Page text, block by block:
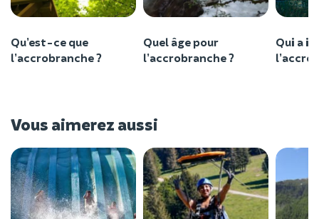
Qu’est-ce que
l’accrobranche ?
Quel âge pour
l’accrobranche ?
Qui a
Vous aimerez aussi